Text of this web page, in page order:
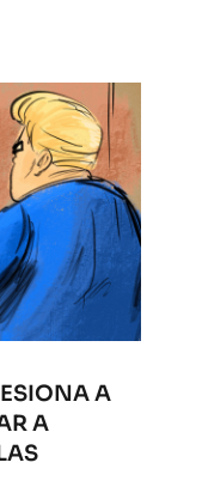
A
A